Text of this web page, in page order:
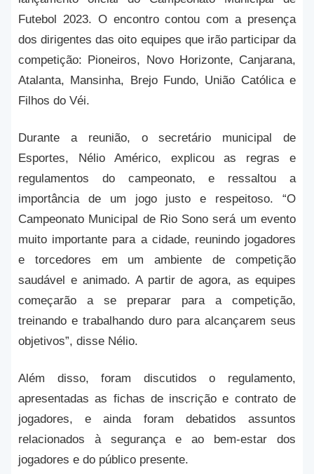
Futebol 2023. O encontro contou com a presença
dos dirigentes das oito equipes que irão participar da
competição: Pioneiros, Novo Horizonte, Canjarana,
Atalanta, Mansinha, Brejo Fundo, União Católica e
Filhos do Véi.
Durante a reunião, o secretário municipal de
Esportes, Nélio Américo, explicou as regras e
regulamentos do campeonato, e ressaltou a
importância de um jogo justo e respeitoso. “O
Campeonato Municipal de Rio Sono será um evento
muito importante para a cidade, reunindo jogadores
e torcedores em um ambiente de competição
saudável e animado. A partir de agora, as equipes
começarão a se preparar para a competição,
treinando e trabalhando duro para alcançarem seus
objetivos”, disse Nélio.
Além disso, foram discutidos o regulamento,
apresentadas as fichas de inscrição e contrato de
jogadores, e ainda foram debatidos assuntos
relacionados à segurança e ao bem-estar dos
jogadores e do público presente.